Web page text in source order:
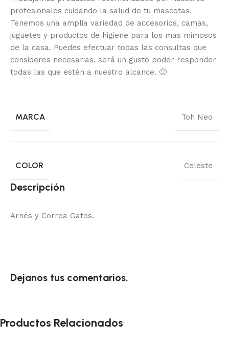
profesionales cuidando la salud de tu mascotas.
Tenemos una amplia variedad de accesorios, camas,
juguetes y productos de higiene para los mas mimosos
de la casa. Puedes efectuar todas las consultas que
consideres necesarias, será un gusto poder responder
todas las que estén a nuestro alcance. 🙂
MARCA Toh Neo
COLOR Celeste
Descripción
Arnés y Correa Gatos.
Dejanos tus comentarios.
Productos Relacionados